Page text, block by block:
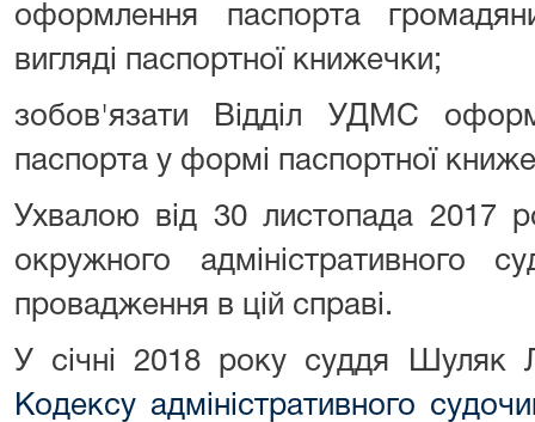
оформлення паспорта
вигляді паспортної книжечки;
зобов'язати Відділ УДМС
паспорта у формі паспортної
Ухвалою від 30 листопада 2017
окружного адміністративного
провадження в цій справі.
У січні 2018 року суддя
Кодексу адміністративного